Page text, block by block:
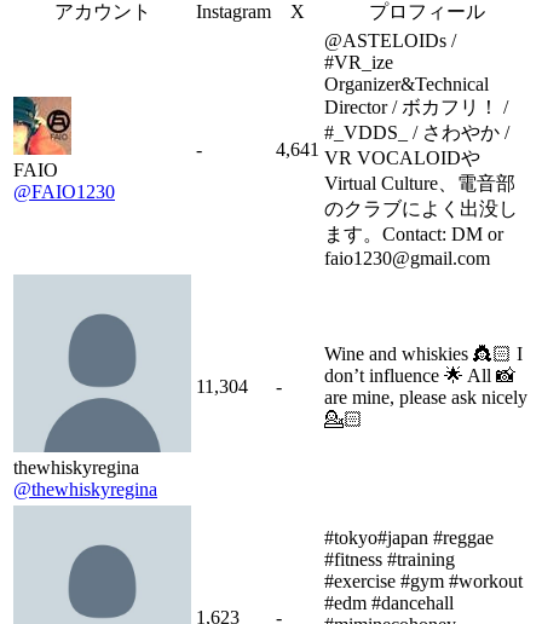
アカウント Instagram X プロフィール
FAIO
@FAIO1230
- 4,641
@ASTELOIDs /
#VR_ize
Organizer&Technical
Director / ボカフリ！ /
#_VDDS_ / さわやか /
VR VOCALOIDや
Virtual Culture、電音部
のクラブによく出没し
ます。Contact: DM or
faio1230@gmail.com
thewhiskyregina
@thewhiskyregina
11,304 -
Wine and whiskies 👸🏻 I
don’t influence 🌟 All 📸
are mine, please ask nicely
💁🏻
1,623 -
#tokyo#japan #reggae
#fitness #training
#exercise #gym #workout
#edm #dancehall